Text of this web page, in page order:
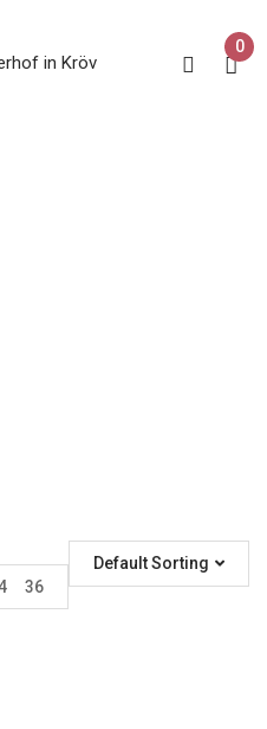
0
Default Sorting
36